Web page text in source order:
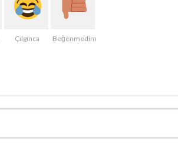
Çılgınca Beğenmedim